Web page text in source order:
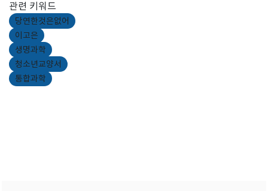
관련 키워드
당연한것은없어
이고은
생명과학
청소년교양서
통합과학